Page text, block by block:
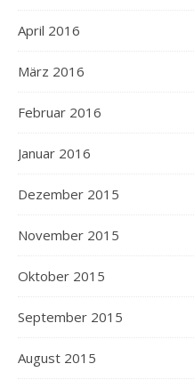
April 2016
März 2016
Februar 2016
Januar 2016
Dezember 2015
November 2015
Oktober 2015
September 2015
August 2015